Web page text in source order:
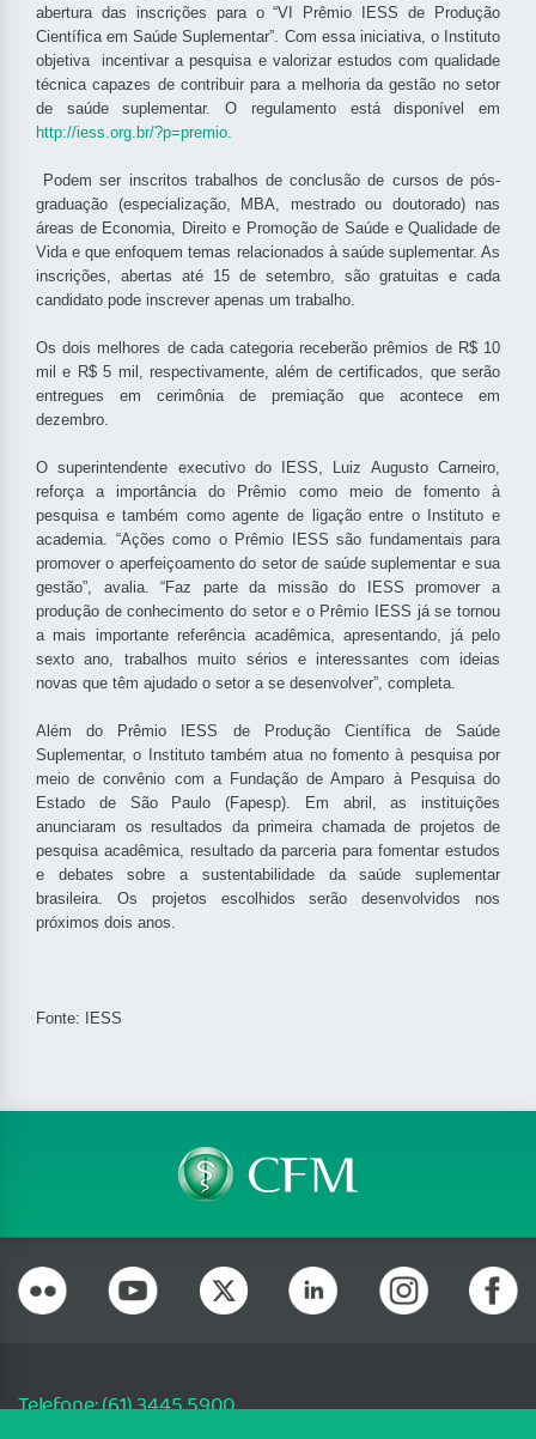
abertura das inscrições para o “VI Prêmio IESS de Produção
Científica em Saúde Suplementar”. Com essa iniciativa, o Instituto
objetiva incentivar a pesquisa e valorizar estudos com qualidade
técnica capazes de contribuir para a melhoria da gestão no setor
de saúde suplementar. O regulamento está disponível em
http://iess.org.br/?p=premio.
Podem ser inscritos trabalhos de conclusão de cursos de pós-
graduação (especialização, MBA, mestrado ou doutorado) nas
áreas de Economia, Direito e Promoção de Saúde e Qualidade de
Vida e que enfoquem temas relacionados à saúde suplementar. As
inscrições, abertas até 15 de setembro, são gratuitas e cada
candidato pode inscrever apenas um trabalho.
Os dois melhores de cada categoria receberão prêmios de R$ 10
mil e R$ 5 mil, respectivamente, além de certificados, que serão
entregues em cerimônia de premiação que acontece em
dezembro.
O superintendente executivo do IESS, Luiz Augusto Carneiro,
reforça a importância do Prêmio como meio de fomento à
pesquisa e também como agente de ligação entre o Instituto e
academia. “Ações como o Prêmio IESS são fundamentais para
promover o aperfeiçoamento do setor de saúde suplementar e sua
gestão”, avalia. “Faz parte da missão do IESS promover a
produção de conhecimento do setor e o Prêmio IESS já se tornou
a mais importante referência acadêmica, apresentando, já pelo
sexto ano, trabalhos muito sérios e interessantes com ideias
novas que têm ajudado o setor a se desenvolver”, completa.
Além do Prêmio IESS de Produção Científica de Saúde
Suplementar, o Instituto também atua no fomento à pesquisa por
meio de convênio com a Fundação de Amparo à Pesquisa do
Estado de São Paulo (Fapesp). Em abril, as instituições
anunciaram os resultados da primeira chamada de projetos de
pesquisa acadêmica, resultado da parceria para fomentar estudos
e debates sobre a sustentabilidade da saúde suplementar
brasileira. Os projetos escolhidos serão desenvolvidos nos
próximos dois anos.
Fonte: IESS
Telefone: (61) 3445 5900